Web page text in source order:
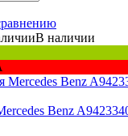
В наличии
Benz